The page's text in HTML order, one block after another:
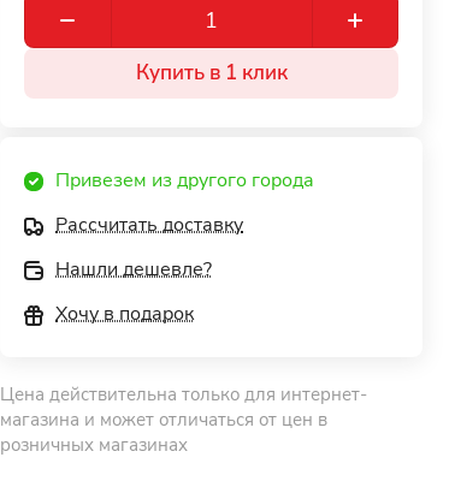
Купить в 1 клик
Привезем из другого города
Рассчитать доставку
Нашли дешевле?
Хочу в подарок
Цена действительна только для интернет-
магазина и может отличаться от цен в
розничных магазинах